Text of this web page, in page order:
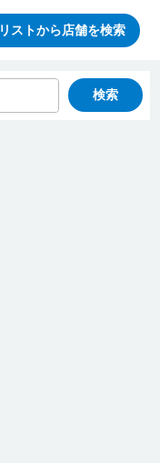
リストから店舗を検索
検索